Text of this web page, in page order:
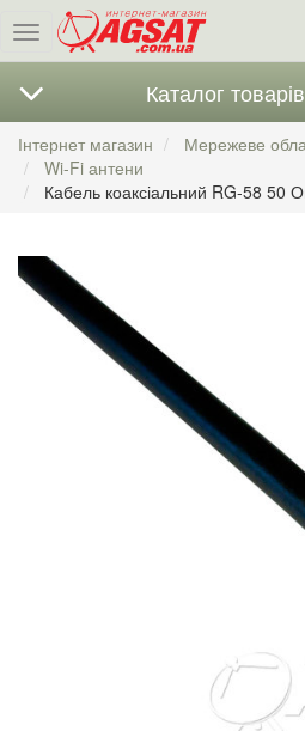
Меню
Каталог товарів
Інтернет магазин
Мережеве
Wi-Fi антени
Кабель коаксіальний RG-58 50